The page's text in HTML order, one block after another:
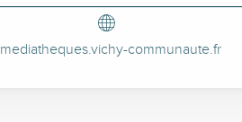
mediatheques.vichy-communaute.fr